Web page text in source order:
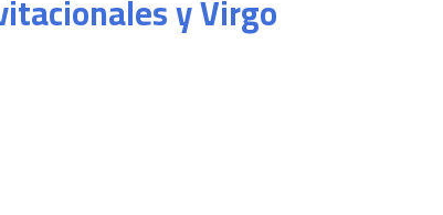
y Virgo